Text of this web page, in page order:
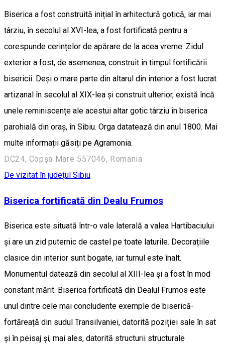
Biserica a fost construită inițial în arhitectură gotică, iar mai
târziu, în secolul al XVI-lea, a fost fortificată pentru a
corespunde cerințelor de apărare de la acea vreme. Zidul
exterior a fost, de asemenea, construit în timpul fortificării
bisericii. Deși o mare parte din altarul din interior a fost lucrat
artizanal în secolul al XIX-lea și construit ulterior, există încă
unele reminiscențe ale acestui altar gotic târziu în biserica
parohială din oraș, în Sibiu. Orga datatează din anul 1800. Mai
multe informații găsiți pe Agramonia.
DC24, Copșa Mare 557046, Romania
De vizitat în județul Sibiu
Biserica fortificată din Dealu Frumos
Biserica este situată într-o vale laterală a valea Hartibaciului
și are un zid puternic de castel pe toate laturile. Decorațiile
clasice din interior sunt bogate, iar turnul este înalt.
Monumentul datează din secolul al XIII-lea și a fost în mod
constant mărit. Biserica fortificată din Dealul Frumos este
unul dintre cele mai concludente exemple de biserică-
fortăreață din sudul Transilvaniei, datorită poziției sale în sat
și în peisaj și, mai ales, datorită structurii structurale